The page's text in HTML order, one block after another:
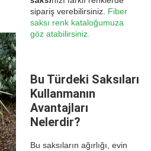
sipariş verebilirsiniz. Fiber
saksı renk kataloğumuza
göz atabilirsiniz.
Bu Türdeki Saksıları
Kullanmanın
Avantajları
Nelerdir?
Bu saksıların ağırlığı, evin